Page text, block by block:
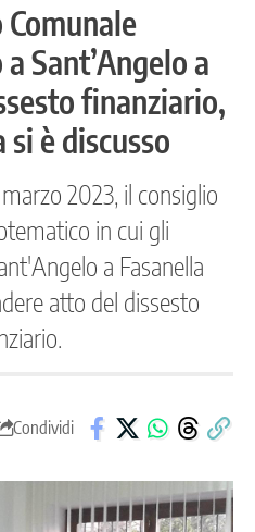
Sant’Angelo a
finanziario,
si è discusso
2023, il consiglio
in cui gli
a Fasanella
atto del dissesto
Condividi